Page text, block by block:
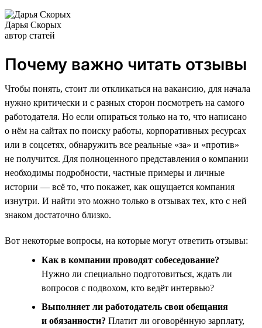
Дарья Скорых
автор статей
Почему важно читать отзывы
Чтобы понять, стоит ли откликаться на вакансию, для начала
нужно критически и с разных сторон посмотреть на самого
работодателя. Но если опираться только на то, что написано
о нём на сайтах по поиску работы, корпоративных ресурсах
или в соцсетях, обнаружить все реальные «за» и «против»
не получится. Для полноценного представления о компании
необходимы подробности, частные примеры и личные
истории — всё то, что покажет, как ощущается компания
изнутри. И найти это можно только в отзывах тех, кто с ней
знаком достаточно близко.
Вот некоторые вопросы, на которые могут ответить отзывы:
Как в компании проводят собеседование?
Нужно ли специально подготовиться, ждать ли
вопросов с подвохом, кто ведёт интервью?
Выполняет ли работодатель свои обещания
и обязанности? Платит ли оговорённую зарплату,